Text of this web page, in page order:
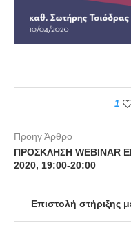
1
Προηγ Άρθρο
ΠΡΟΣΚΛΗΣΗ WEBINAR
2020, 19:00-20:00
Επιστολή στήριξης